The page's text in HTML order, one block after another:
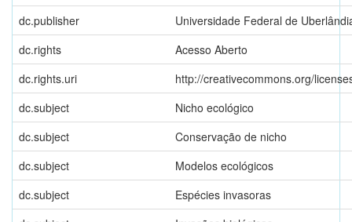
dc.publisher
Universidade Federal de
dc.rights
Acesso Aberto
dc.rights.uri
http://creativecommons.org/
dc.subject
Nicho ecológico
dc.subject
Conservação de nicho
dc.subject
Modelos ecológicos
dc.subject
Espécies invasoras